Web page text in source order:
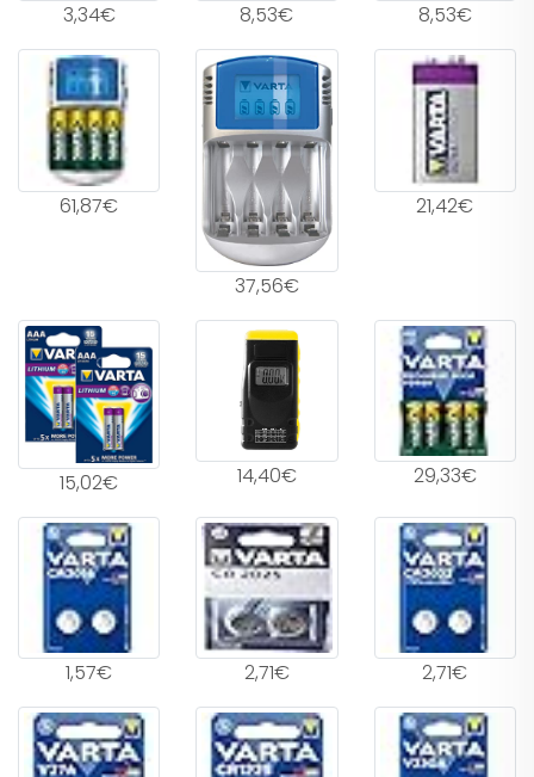
3,34€ 8,53€ 8,53€
61,87€
37,56€
21,42€
15,02€ 14,40€ 29,33€
1,57€ 2,71€ 2,71€